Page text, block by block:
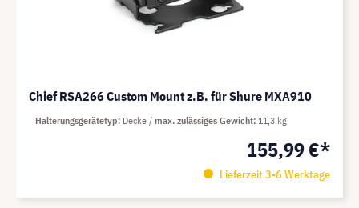
Chief RSA266 Custom Mount z.B. für Shure MXA910
155,99 €*
Lieferzeit 3-6 Werktage
Halterungsgerätetyp Decke max. zulässiges Gewicht 11,3 kg